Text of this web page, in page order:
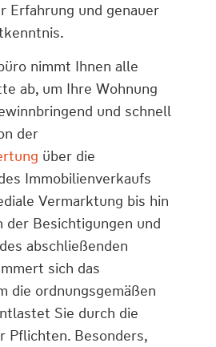
Erfahrung und genauer
nimmt Ihnen alle
ab, um Ihre Wohnung
und schnell
der
über die
Immobilienverkaufs
Vermarktung bis hin
der Besichtigungen und
abschließenden
sich das
die ordnungsgemäßen
Sie durch die
Pflichten. Besonders,